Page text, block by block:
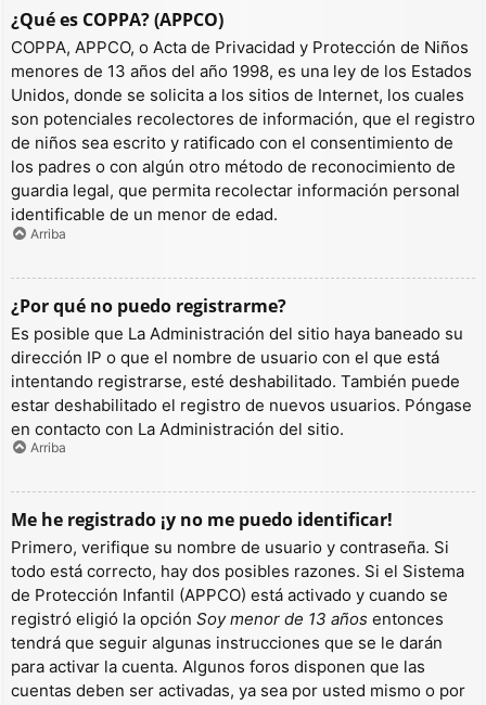
¿Qué es COPPA? (APPCO)
COPPA, APPCO, o Acta de Privacidad y Protección de Niños
menores de 13 años del año 1998, es una ley de los Estados
Unidos, donde se solicita a los sitios de Internet, los cuales
son potenciales recolectores de información, que el registro
de niños sea escrito y ratificado con el consentimiento de
los padres o con algún otro método de reconocimiento de
guardia legal, que permita recolectar información personal
identificable de un menor de edad.
Arriba
¿Por qué no puedo registrarme?
Es posible que La Administración del sitio haya baneado su
dirección IP o que el nombre de usuario con el que está
intentando registrarse, esté deshabilitado. También puede
estar deshabilitado el registro de nuevos usuarios. Póngase
en contacto con La Administración del sitio.
Arriba
Me he registrado ¡y no me puedo identificar!
Primero, verifique su nombre de usuario y contraseña. Si
todo está correcto, hay dos posibles razones. Si el Sistema
de Protección Infantil (APPCO) está activado y cuando se
registró eligió la opción Soy menor de 13 años entonces
tendrá que seguir algunas instrucciones que se le darán
para activar la cuenta. Algunos foros disponen que las
cuentas deben ser activadas, ya sea por usted mismo o por